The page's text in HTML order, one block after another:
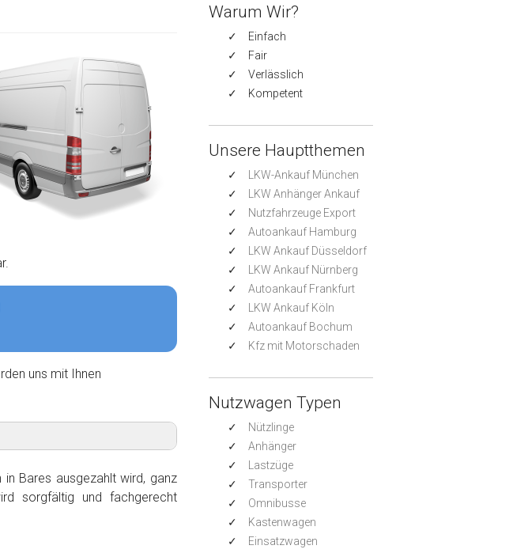
uns mit Ihnen
Bares ausgezahlt wird, ganz
sorgfältig und fachgerecht
Warum Wir?
Einfach
Fair
Verlässlich
Kompetent
Unsere Hauptthemen
LKW-Ankauf München
LKW Anhänger Ankauf
Nutzfahrzeuge Export
Autoankauf Hamburg
LKW Ankauf Düsseldorf
LKW Ankauf Nürnberg
Autoankauf Frankfurt
LKW Ankauf Köln
Autoankauf Bochum
Kfz mit Motorschaden
Nutzwagen Typen
Nützlinge
Anhänger
Lastzüge
Transporter
Omnibusse
Kastenwagen
Einsatzwagen